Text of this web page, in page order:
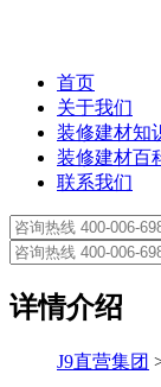
首页
关于我们
装修建材知
装修建材百
联系我们
详情介绍
J9直营集团